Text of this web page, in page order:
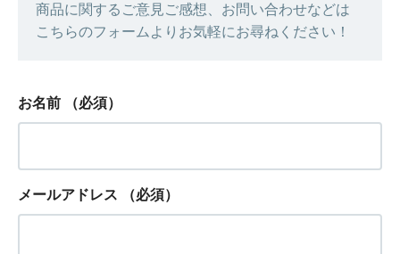
商品に関するご意見ご感想、お問い合わせなどは
こちらのフォームよりお気軽にお尋ねください！
お名前 （必須）
メールアドレス （必須）